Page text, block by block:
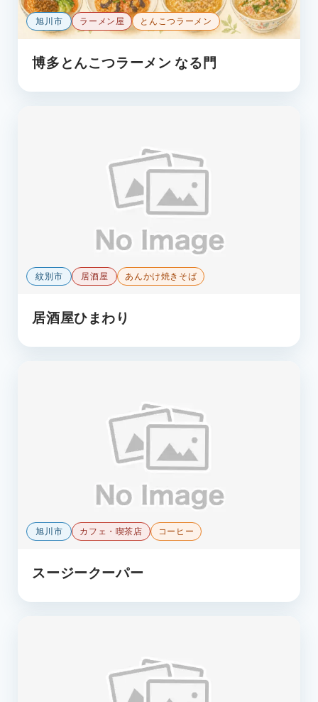
旭川市 ラーメン屋 とんこつラーメン
博多とんこつラーメン なる門
紋別市 居酒屋 あんかけ焼きそば
居酒屋ひまわり
旭川市 カフェ・喫茶店 コーヒー
スージークーパー